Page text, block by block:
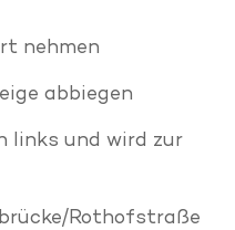
nehmen
abbiegen
links und wird zur
Rothofstraße